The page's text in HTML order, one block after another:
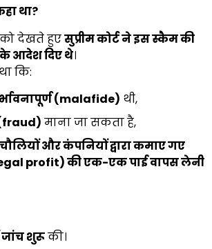
था?
देखते हुएसुप्रीम कोर्ट ने इस स्कैम की
आदेश दिए थे।
कि:
(malafide) थी,
fraud) माना जा सकता है,
और कंपनियों द्वारा कमाए गए
profit)की एक-एक पाई वापस लेनी
शुरूकी।